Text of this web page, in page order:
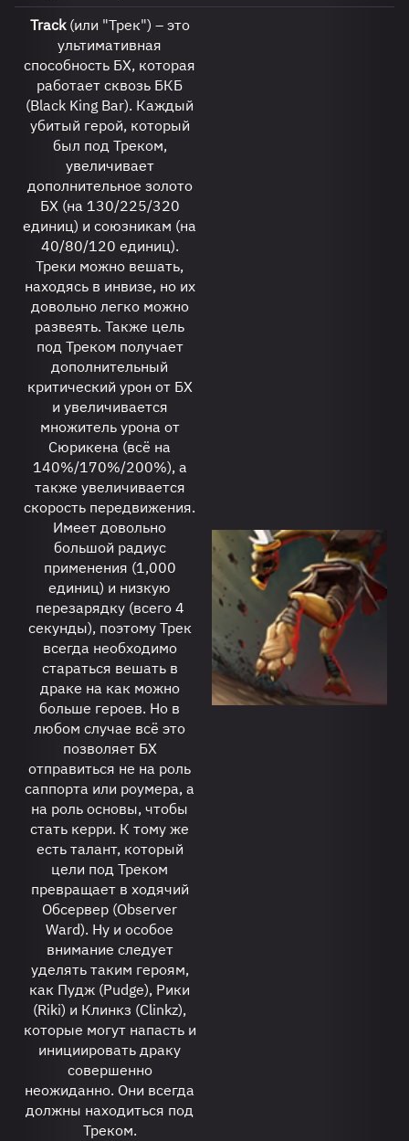
Track(или "Трек") – это
ультимативная
способность БХ, которая
работает сквозь БКБ
(Black King Bar). Каждый
убитый герой, который
был под Треком,
увеличивает
дополнительное золото
БХ (на 130/225/320
единиц) и союзникам (на
40/80/120 единиц).
Треки можно вешать,
находясь в инвизе, но их
довольно легко можно
развеять. Также цель
под Треком получает
дополнительный
критический урон от БХ
и увеличивается
множитель урона от
Сюрикена (всё на
140%/170%/200%), а
также увеличивается
скорость передвижения.
Имеет довольно
большой радиус
применения (1,000
единиц) и низкую
перезарядку (всего 4
секунды), поэтому Трек
всегда необходимо
стараться вешать в
драке на как можно
больше героев. Но в
любом случае всё это
позволяет БХ
отправиться не на роль
саппорта или роумера, а
на роль основы, чтобы
стать керри. К тому же
есть талант, который
цели под Треком
превращает в ходячий
Обсервер (Observer
Ward). Ну и особое
внимание следует
уделять таким героям,
как Пудж (Pudge), Рики
(Riki) и Клинкз (Clinkz),
которые могут напасть и
инициировать драку
совершенно
неожиданно. Они всегда
должны находиться под
Треком.